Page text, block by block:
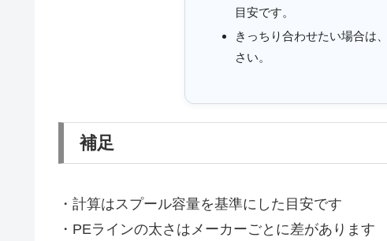
目安です。
きっちり合わせたい場合は
さい。
補足
・計算はスプール容量を基準にした目安です
・PEラインの太さはメーカーごとに差があります